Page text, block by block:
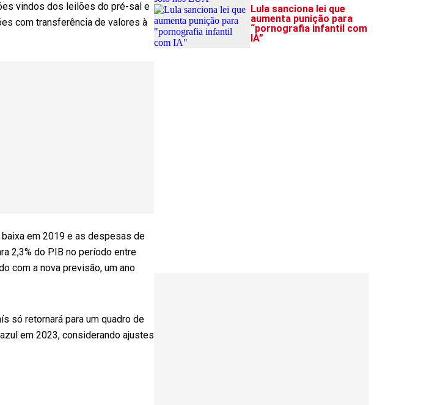
vindos dos leilões do pré-sal e
com transferência de valores à
em 2019 e as despesas de
2,3% do PIB no período entre
com a nova previsão, um ano
só retornará para um quadro de
em 2023, considerando ajustes